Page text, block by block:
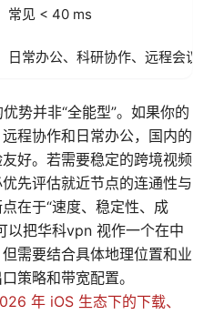
常见 < 40 ms
日常办公、科研协作、远程会议
势并非“全能型”。如果你的
程协作和日常办公，国内的
好。若需要稳定的跨境视频
先评估就近节点的连通性与
在于“速度、稳定性、成
以把华科vpn 视作一个在中
需要结合具体地理位置和业
策略和带宽配置。
年 iOS 生态下的下载、